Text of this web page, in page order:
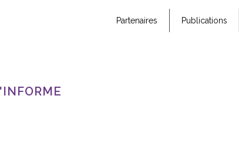
Partenaires Publications